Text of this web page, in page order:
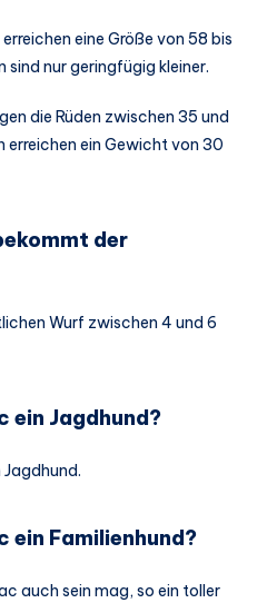
eine Größe von 58 bis
sind nur geringfügig kleiner.
die Rüden zwischen 35 und
erreichen ein Gewicht von 30
der
Wurf zwischen 4 und 6
ein Jagdhund?
Jagdhund.
ein Familienhund?
auch sein mag, so ein toller